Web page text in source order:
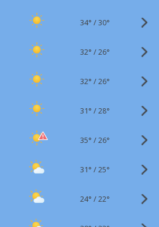
34° /30°
32° /26°
32° /26°
31° /28°
35° /26°
31° /25°
24° /22°